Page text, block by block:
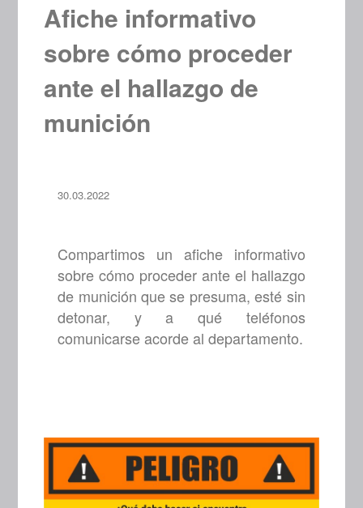
Afiche informativo
sobre cómo proceder
ante el hallazgo de
munición
30.03.2022
Compartimos un afiche informativo
sobre cómo proceder ante el hallazgo
de munición que se presuma, esté sin
detonar, y a qué teléfonos
comunicarse acorde al departamento.